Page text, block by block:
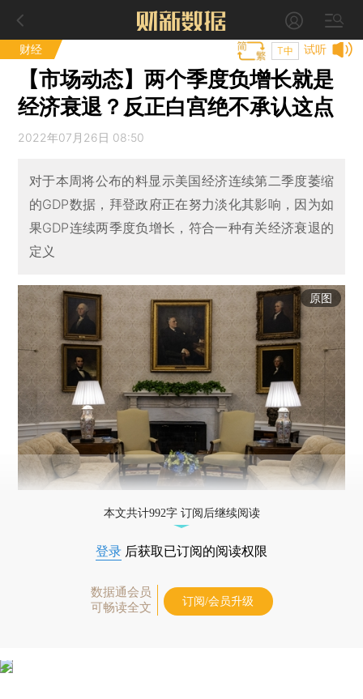
财经 试听
T中
【市场动态】两个季度负增长就是
经济衰退？反正白宫绝不承认这点
2022年07月26日 08:50
对于本周将公布的料显示美国经济连续第二季度萎缩
的GDP数据，拜登政府正在努力淡化其影响，因为如
果GDP连续两季度负增长，符合一种有关经济衰退的
定义
原图
本文共计992字 订阅后继续阅读
登录 后获取已订阅的阅读权限
数据通会员
可畅读全文
订阅/会员升级